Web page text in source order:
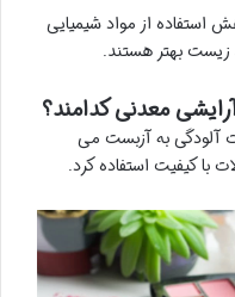
استفاده از مواد شیمیایی
زیست بهتر هستند.
معدنی کدامند؟
آلودگی به آزبست می
با کیفیت استفاده کرد.